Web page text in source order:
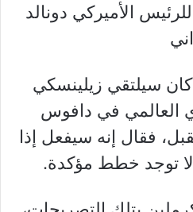
الأميركي دونالد
سيلتقي زيلينسكي
العالمي في دافوس
فقال إنه سيفعل إذا
توجد خطط مؤكدة.